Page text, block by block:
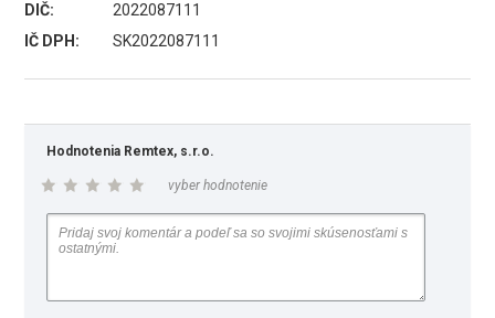
DIČ:
2022087111
IČ DPH:
SK2022087111
Hodnotenia Remtex, s.r.o.
vyber hodnotenie